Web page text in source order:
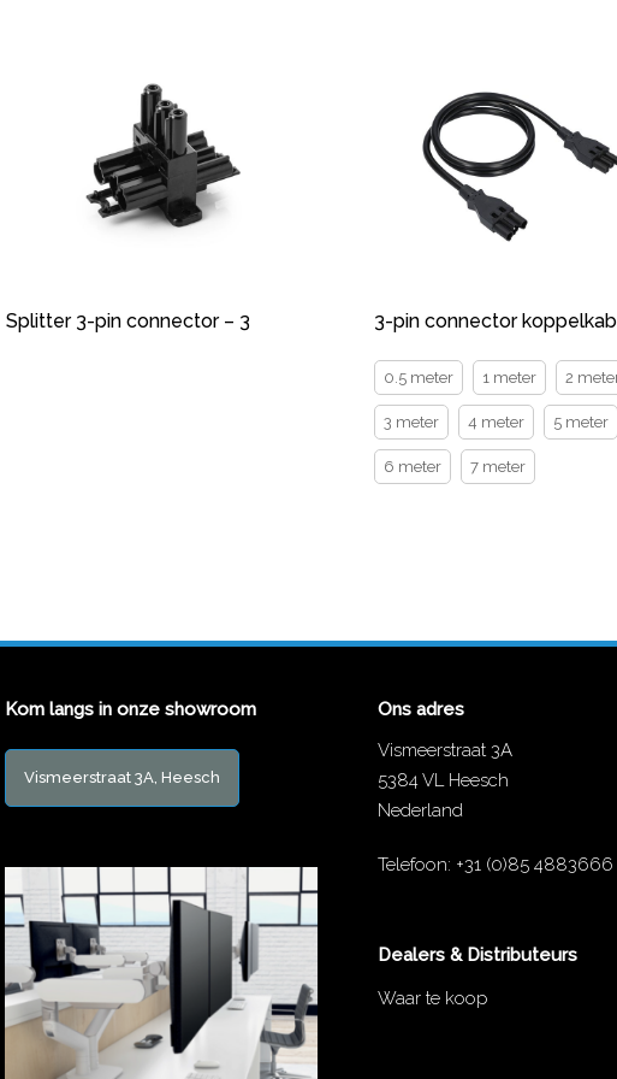
Splitter 3-pin connector – 3 3-pin connector
0.5 meter 1 meter 2
3 meter 4 meter 5 meter
6 meter 7 meter
Kom langs in onze showroom
Vismeerstraat 3A, Heesch
Ons adres
Vismeerstraat 3A
5384 VL Heesch
Nederland
Telefoon: +31 (0)85 4883666
Dealers & Distributeurs
Waar te koop